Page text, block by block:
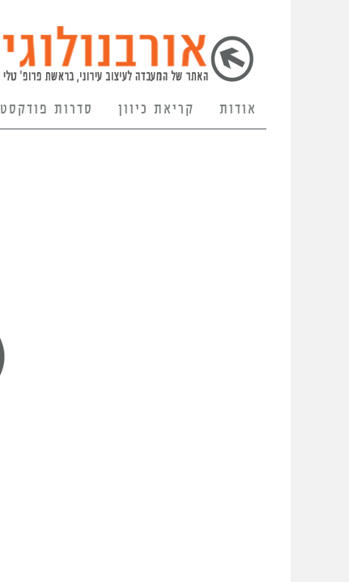
אודות קריאת כיוון סדרות פודקסט